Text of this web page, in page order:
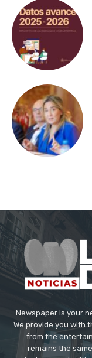
Newspaper is your
We provide you with
from the
remains the